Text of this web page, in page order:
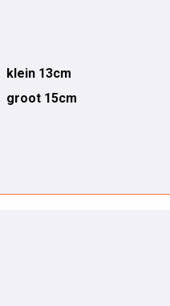
klein 13cm
groot 15cm